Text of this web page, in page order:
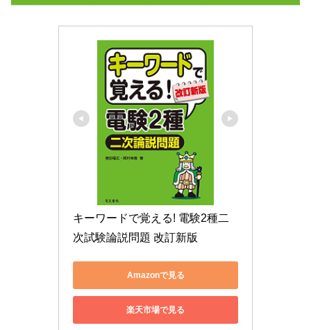
キーワードで覚える! 電験2種二
次試験論説問題 改訂新版
Amazonで見る
楽天市場で見る